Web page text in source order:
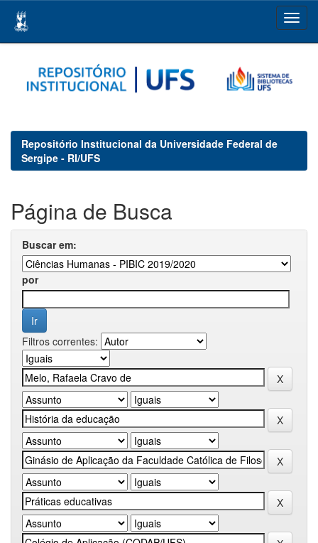
navigation
Repositório Institucional da Universidade Federal de
Sergipe - RI/UFS
Página de Busca
Buscar em:
por
Filtros correntes: